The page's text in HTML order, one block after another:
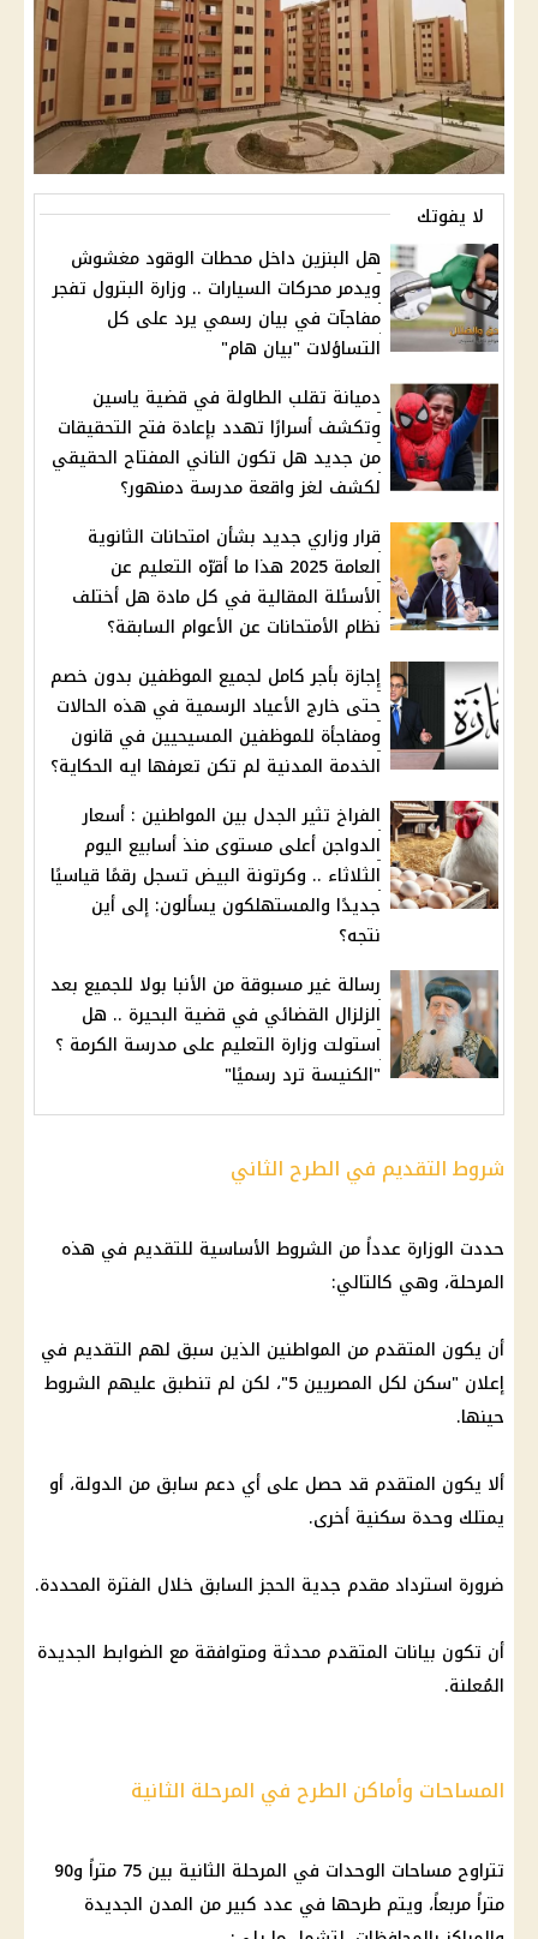
لا يفوتك
هل البنزين داخل محطات الوقود مغشوش
ويدمر محركات السيارات .. وزارة البترول تفجر
مفاجآت في بيان رسمي يرد على كل
التساؤلات "بيان هام"
دميانة تقلب الطاولة في قضية ياسين
وتكشف أسرارًا تهدد بإعادة فتح التحقيقات
من جديد هل تكون الناني المفتاح الحقيقي
لكشف لغز واقعة مدرسة دمنهور؟
قرار وزاري جديد بشأن امتحانات الثانوية
العامة 2025 هذا ما أقرّه التعليم عن
الأسئلة المقالية في كل مادة هل أختلف
نظام الأمتحانات عن الأعوام السابقة؟
إجازة بأجر كامل لجميع الموظفين بدون خصم
حتى خارج الأعياد الرسمية في هذه الحالات
ومفاجأة للموظفين المسيحيين في قانون
الخدمة المدنية لم تكن تعرفها ايه الحكاية؟
الفراخ تثير الجدل بين المواطنين : أسعار
الدواجن أعلى مستوى منذ أسابيع اليوم
الثلاثاء .. وكرتونة البيض تسجل رقمًا قياسيًا
جديدًا والمستهلكون يسألون: إلى أين
نتجه؟
رسالة غير مسبوقة من الأنبا بولا للجميع بعد
الزلزال القضائي في قضية البحيرة .. هل
استولت وزارة التعليم على مدرسة الكرمة ؟
"الكنيسة ترد رسميًا"
شروط التقديم في الطرح الثاني
حددت الوزارة عدداً من الشروط الأساسية للتقديم في هذه
المرحلة، وهي كالتالي:
أن يكون المتقدم من المواطنين الذين سبق لهم التقديم في
إعلان "سكن لكل المصريين 5"، لكن لم تنطبق عليهم الشروط
حينها.
ألا يكون المتقدم قد حصل على أي دعم سابق من الدولة، أو
يمتلك وحدة سكنية أخرى.
ضرورة استرداد مقدم جدية الحجز السابق خلال الفترة المحددة.
أن تكون بيانات المتقدم محدثة ومتوافقة مع الضوابط الجديدة
المُعلنة.
المساحات وأماكن الطرح في المرحلة الثانية
تتراوح مساحات الوحدات في المرحلة الثانية بين 75 متراً و90
متراً مربعاً، ويتم طرحها في عدد كبير من المدن الجديدة